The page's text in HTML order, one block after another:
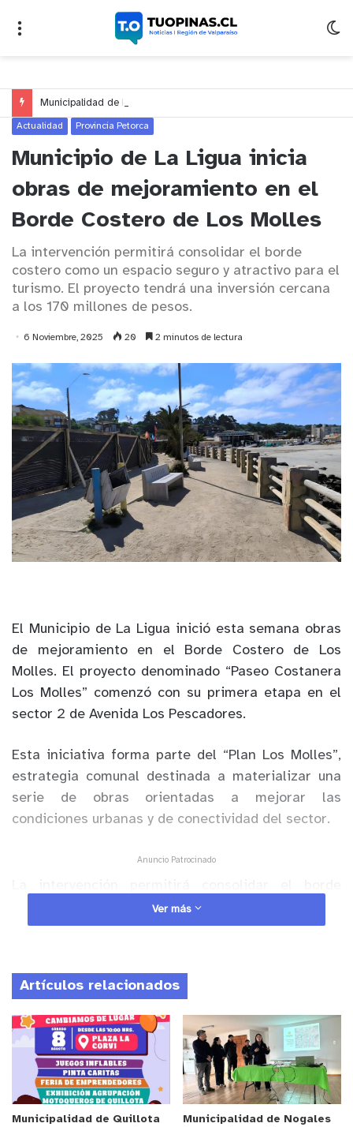
Actualidad Provincia Petorca
Municipio de La Ligua inicia
obras de mejoramiento en el
Borde Costero de Los Molles
La intervención permitirá consolidar el borde
costero como un espacio seguro y atractivo para el
turismo. El proyecto tendrá una inversión cercana
a los 170 millones de pesos.
6 Noviembre, 2025 20 2 minutos de lectura
El Municipio de La Ligua inició esta semana obras
de mejoramiento en el Borde Costero de Los
Molles. El proyecto denominado “Paseo Costanera
Los Molles” comenzó con su primera etapa en el
sector 2 de Avenida Los Pescadores.
Esta iniciativa forma parte del “Plan Los Molles”,
estrategia comunal destinada a materializar una
serie de obras orientadas a mejorar las
condiciones urbanas y de conectividad del sector.
Anuncio Patrocinado
costero como un espacio seguro y atractivo para el
turismo. El proyecto tendrá una inversión cercana
Las obras contemplan:
-Construcción de aceras peatonales accesibles.
-Arborización y paisajismo.
-Instalación de un proyecto eléctrico que permita
Ver más
Artículos relacionados
Municipalidad de Quillota
Municipalidad de Nogales